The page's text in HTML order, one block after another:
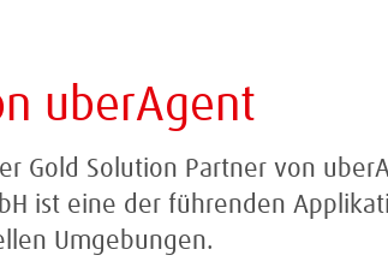
uberAgent
Gold Solution Partner von
ist eine der führenden
Umgebungen.